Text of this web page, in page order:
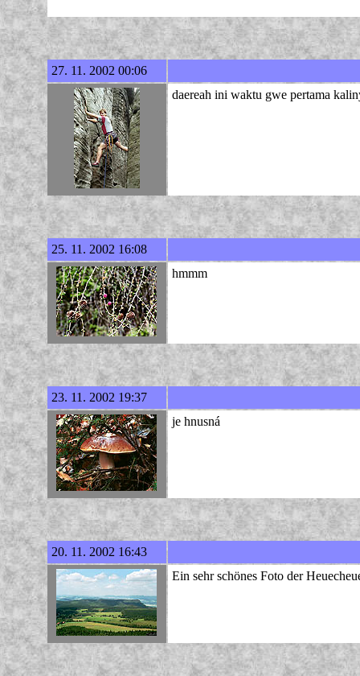
27. 11. 2002 00:06
daereah ini waktu gwe pertama
25. 11. 2002 16:08
hmmm
23. 11. 2002 19:37
je hnusná
20. 11. 2002 16:43
Ein sehr schönes Foto der